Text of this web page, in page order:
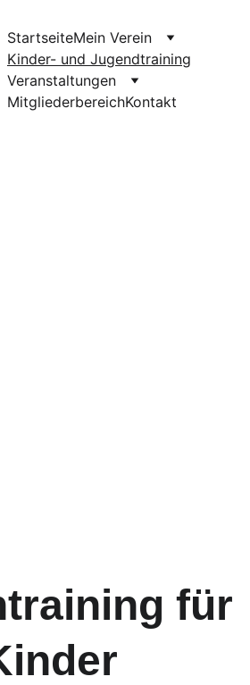
StartseiteMein Verein
Kinder- und Jugendtraining
Veranstaltungen
MitgliederbereichKontakt
für